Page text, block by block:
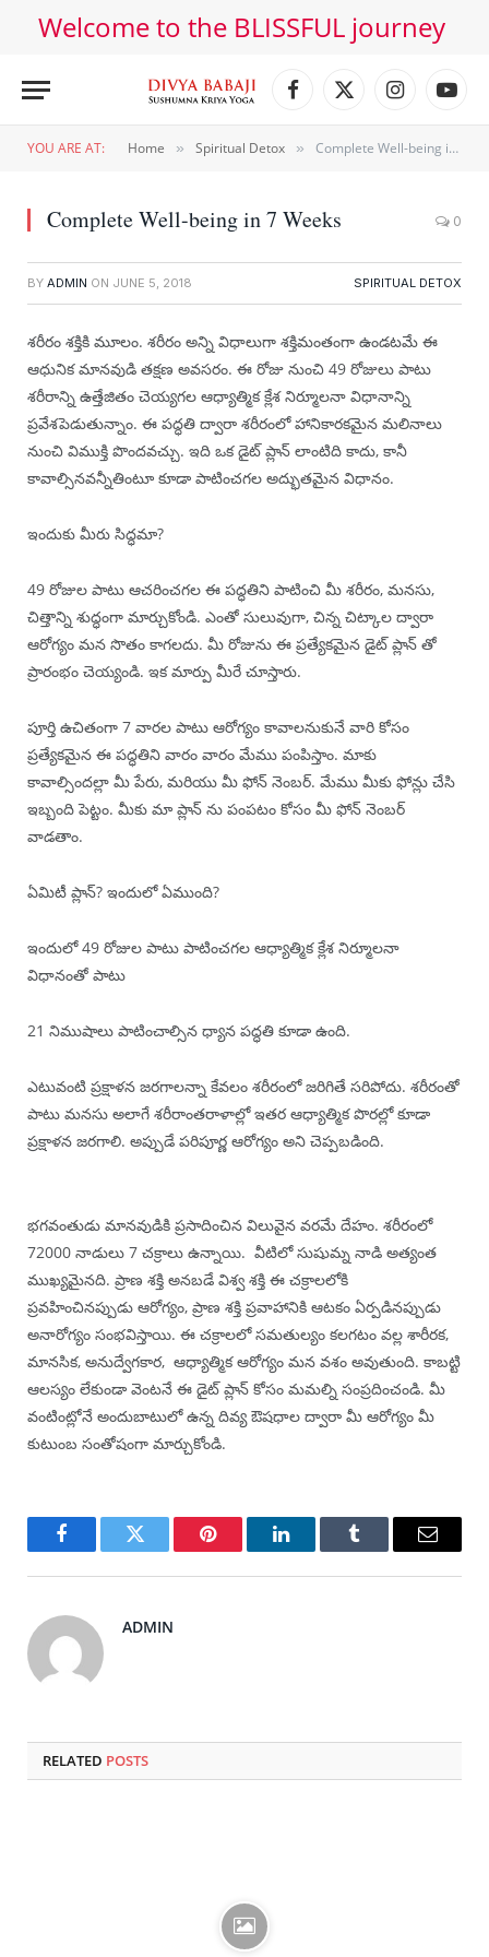
Welcome to the BLISSFUL journey
Facebook
X
Instagram
YOU ARE AT: Home » Spiritual Detox » Complete Well-being in 7 Weeks
Complete Well-being in 7 Weeks 0
BY ADMIN ON JUNE 5, 2018 SPIRITUAL DETOX
శరీరం శక్తికి మూలం. శరీరం అన్ని విధాలుగా శక్తిమంతంగా ఉండటమే ఈ
ఆధునిక మానవుడి తక్షణ అవసరం. ఈ రోజు నుంచి 49 రోజులు పాటు
శరీరాన్ని ఉత్తేజితం చెయ్యగల ఆధ్యాత్మిక క్లేశ నిర్మూలనా విధానాన్ని
ప్రవేశపెడుతున్నాం. ఈ పద్ధతి ద్వారా శరీరంలో హానికారకమైన మలినాలు
నుంచి విముక్తి పొందవచ్చు. ఇది ఒక డైట్ ప్లాన్ లాంటిది కాదు, కానీ
కావాల్సినవన్నీతింటూ కూడా పాటించగల అద్భుతమైన విధానం.
ఇందుకు మీరు సిద్ధమా?
49 రోజుల పాటు ఆచరించగల ఈ పద్ధతిని పాటించి మీ శరీరం, మనసు,
చిత్తాన్ని శుద్ధంగా మార్చుకోండి. ఎంతో సులువుగా, చిన్న చిట్కాల ద్వారా
ఆరోగ్యం మన సొతం కాగలదు. మీ రోజును ఈ ప్రత్యేకమైన డైట్ ప్లాన్ తో
ప్రారంభం చెయ్యండి. ఇక మార్పు మీరే చూస్తారు.
పూర్తి ఉచితంగా 7 వారల పాటు ఆరోగ్యం కావాలనుకునే వారి కోసం
ప్రత్యేకమైన ఈ పద్ధతిని వారం వారం మేము పంపిస్తాం. మాకు
కావాల్సిందల్లా మీ పేరు, మరియు మీ ఫోన్ నెంబర్. మేము మీకు ఫోన్లు చేసి
ఇబ్బంది పెట్టం. మీకు మా ప్లాన్ ను పంపటం కోసం మీ ఫోన్ నెంబర్
వాడతాం.
ఏమిటీ ప్లాన్? ఇందులో ఏముంది?
ఇందులో 49 రోజుల పాటు పాటించగల ఆధ్యాత్మిక క్లేశ నిర్మూలనా
విధానంతో పాటు
21 నిముషాలు పాటించాల్సిన ధ్యాన పద్ధతి కూడా ఉంది.
ఎటువంటి ప్రక్షాళన జరగాలన్నా కేవలం శరీరంలో జరిగితే సరిపోదు. శరీరంతో
పాటు మనసు అలాగే శరీరాంతరాళాల్లో ఇతర ఆధ్యాత్మిక పొరల్లో కూడా
ప్రక్షాళన జరగాలి. అప్పుడే పరిపూర్ణ ఆరోగ్యం అని చెప్పబడింది.
భగవంతుడు మానవుడికి ప్రసాదించిన విలువైన వరమే దేహం. శరీరంలో
72000 నాడులు 7 చక్రాలు ఉన్నాయి. వీటిలో సుషుమ్న నాడి అత్యంత
ముఖ్యమైనది. ప్రాణ శక్తి అనబడే విశ్వ శక్తి ఈ చక్రాలలోకి
ప్రవహించినప్పుడు ఆరోగ్యం, ప్రాణ శక్తి ప్రవాహానికి ఆటకం ఏర్పడినప్పుడు
అనారోగ్యం సంభవిస్తాయి. ఈ చక్రాలలో సమతుల్యం కలగటం వల్ల శారీరక,
మానసిక, అనుద్వేగకార, ఆధ్యాత్మిక ఆరోగ్యం మన వశం అవుతుంది. కాబట్టి
ఆలస్యం లేకుండా వెంటనే ఈ డైట్ ప్లాన్ కోసం మమల్ని సంప్రదించండి. మీ
వంటింట్లోనే అందుబాటులో ఉన్న దివ్య ఔషధాల ద్వారా మీ ఆరోగ్యం మీ
కుటుంబ సంతోషంగా మార్చుకోండి.
FacebookTwitter Pinterest LinkedInTumblr Email
ADMIN
RELATED POSTS